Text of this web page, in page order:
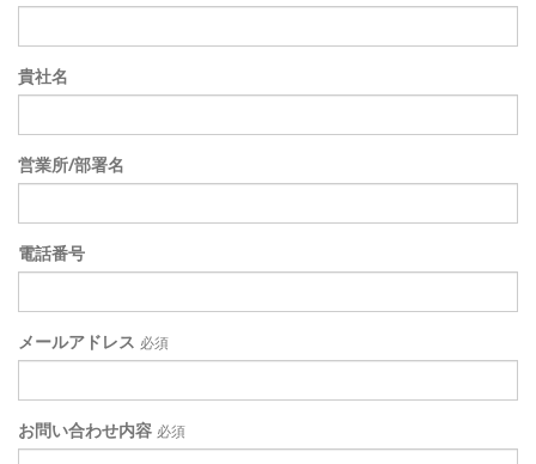
貴社名
営業所/部署名
電話番号
メールアドレス 必須
お問い合わせ内容 必須